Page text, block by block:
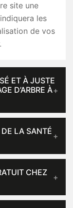
site une
les
de vos
ET À JUSTE
D’ARBRE À
DE LA SANTÉ
CHEZ